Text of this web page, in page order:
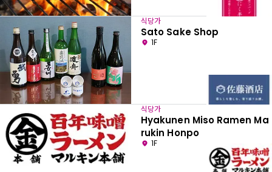
식당가
Sato Sake Shop
1F
식당가
Hyakunen Miso Ramen Ma
rukin Honpo
1F